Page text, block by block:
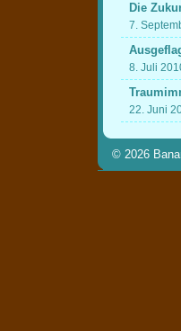
Die
7.
8. Juli
22. Juni
© 2026